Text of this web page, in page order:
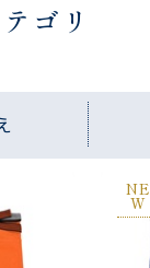
ゴリ
NE
W